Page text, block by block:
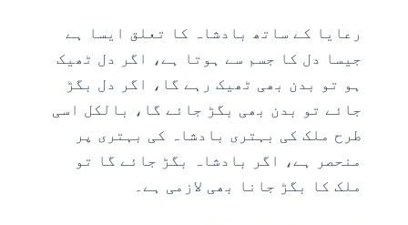
رعایا کے ساتھ بادشاہ کا تعلق ایسا ہے
جیسا دل کا جسم سے ہوتا ہے، اگر دل ٹھیک
ہو تو بدن بھی ٹھیک رہے گا، اگر دل بگڑ
جائے تو بدن بھی بگڑ جائے گا، بالکل اسی
طرح ملک کی بہتری بادشاہ کی بہتری پر
منحصر ہے، اگر بادشاہ بگڑ جائے گا تو
ملک کا بگڑ جانا بھی لازمی ہے۔